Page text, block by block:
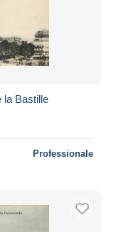
la Bastille
Professionale